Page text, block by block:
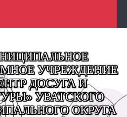
УЧРЕЖДЕНИЕ
ДОСУГА И
УВАТСКОГО
ОКРУГА